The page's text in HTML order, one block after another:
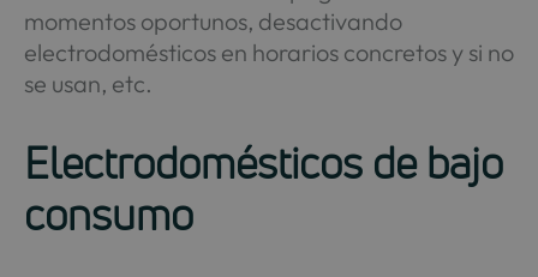
momentos oportunos, desactivando
electrodomésticos en horarios concretos y si no
se usan, etc.
Electrodomésticos de bajo
consumo